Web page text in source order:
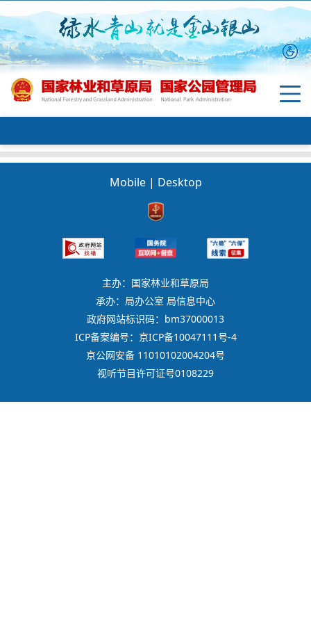
Mobile | Desktop
主办：国家林业和草原局
承办：局办公室 局信息中心
政府网站标识码：bm37000013
ICP备案编号：京ICP备10047111号-4
京公网安备 11010102004204号
视听节目许可证号0108229